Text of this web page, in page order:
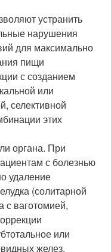
устранить
нарушения
для максимально
пищи
с созданием
или
селективной
этих
органа. При
с болезнью
удаление
(солитарной
с ваготомией,
или
желез.